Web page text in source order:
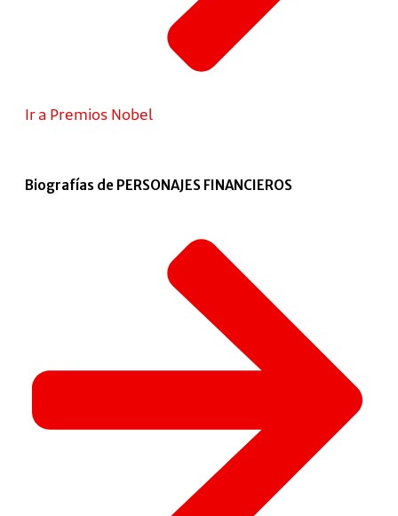
Ir a Premios Nobel
Biografías de PERSONAJES FINANCIEROS